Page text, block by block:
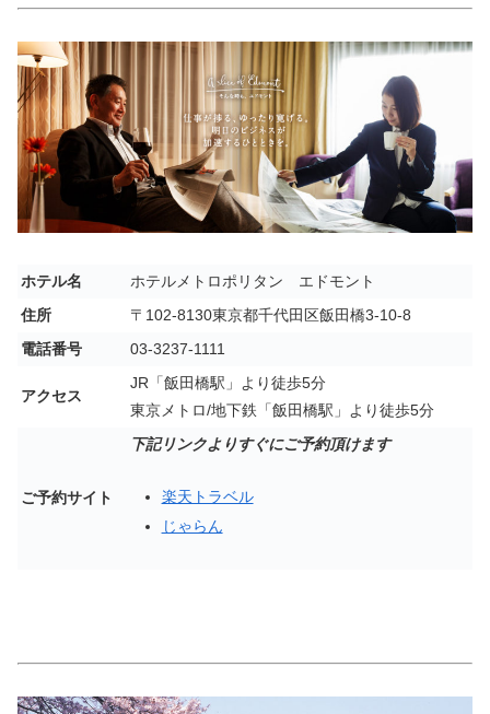
ホテル名
ホテルメトロポリタン エドモント
住所
〒102-8130東京都千代田区飯田橋3-10-8
電話番号
03-3237-1111
アクセス
JR「飯田橋駅」より徒歩5分
東京メトロ/地下鉄「飯田橋駅」より徒歩5分
ご予約サイト
下記リンクよりすぐにご予約頂けます
楽天トラベル
じゃらん